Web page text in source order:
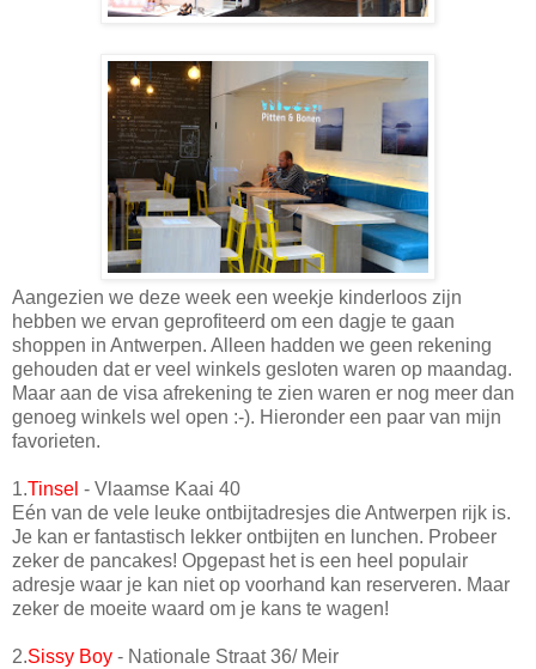
Aangezien we deze week een weekje kinderloos zijn
hebben we ervan geprofiteerd om een dagje te gaan
shoppen in Antwerpen. Alleen hadden we geen rekening
gehouden dat er veel winkels gesloten waren op maandag.
Maar aan de visa afrekening te zien waren er nog meer dan
genoeg winkels wel open :-). Hieronder een paar van mijn
favorieten.
1.Tinsel - Vlaamse Kaai 40
Eén van de vele leuke ontbijtadresjes die Antwerpen rijk is.
Je kan er fantastisch lekker ontbijten en lunchen. Probeer
zeker de pancakes! Opgepast het is een heel populair
adresje waar je kan niet op voorhand kan reserveren. Maar
zeker de moeite waard om je kans te wagen!
2.Sissy Boy - Nationale Straat 36/ Meir